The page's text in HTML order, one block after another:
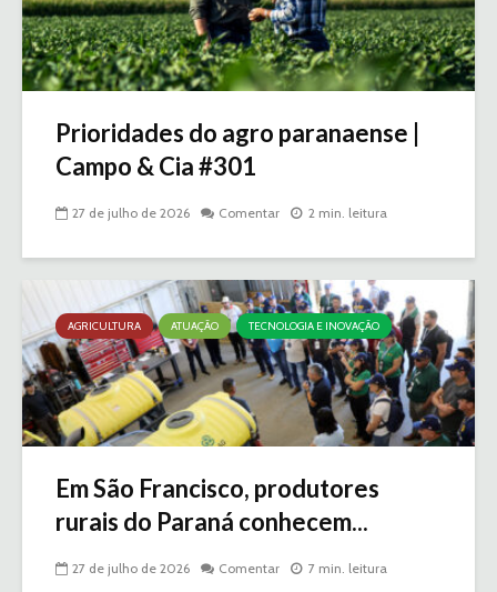
Prioridades do agro paranaense |
Campo & Cia #301
27 de julho de 2026 Comentar 2 min. leitura
AGRICULTURA ATUAÇÃO TECNOLOGIA E INOVAÇÃO
Em São Francisco, produtores
rurais do Paraná conhecem...
27 de julho de 2026 Comentar 7 min. leitura